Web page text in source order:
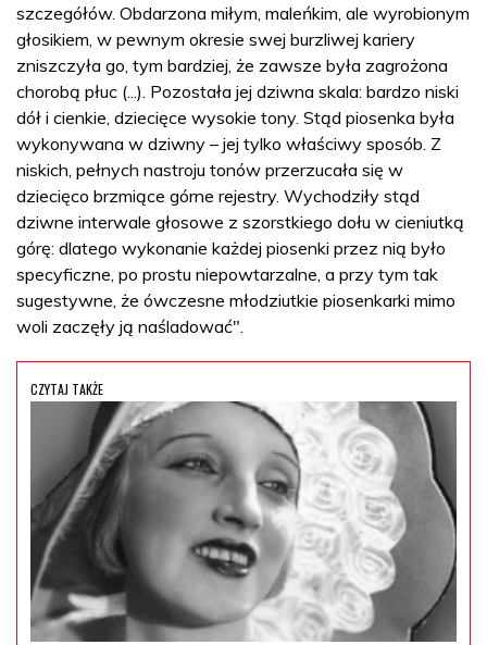
szczegółów. Obdarzona miłym, maleńkim, ale wyrobionym
głosikiem, w pewnym okresie swej burzliwej kariery
zniszczyła go, tym bardziej, że zawsze była zagrożona
chorobą płuc (...). Pozostała jej dziwna skala: bardzo niski
dół i cienkie, dziecięce wysokie tony. Stąd piosenka była
wykonywana w dziwny – jej tylko właściwy sposób. Z
niskich, pełnych nastroju tonów przerzucała się w
dziecięco brzmiące górne rejestry. Wychodziły stąd
dziwne interwale głosowe z szorstkiego dołu w cieniutką
górę: dlatego wykonanie każdej piosenki przez nią było
specyficzne, po prostu niepowtarzalne, a przy tym tak
sugestywne, że ówczesne młodziutkie piosenkarki mimo
woli zaczęły ją naśladować".
CZYTAJ TAKŻE